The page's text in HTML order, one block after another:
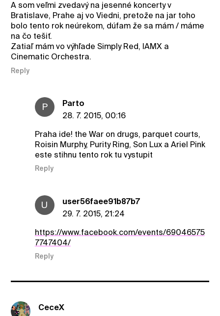
A som veľmi zvedavý na jesenné koncerty v
Bratislave, Prahe aj vo Viedni, pretože na jar toho
bolo tento rok neúrekom, dúfam že sa mám / máme
na čo tešiť.
Zatiaľ mám vo výhľade Simply Red, IAMX a
Cinematic Orchestra.
Reply
P
Parto
28. 7. 2015, 00:16
Praha ide! the War on drugs, parquet courts,
Roisin Murphy, Purity Ring, Son Lux a Ariel Pink
este stihnu tento rok tu vystupit
Reply
U
user56faee91b87b7
29. 7. 2015, 21:24
https://www.facebook.com/events/69046575
7747404/
Reply
CeceX